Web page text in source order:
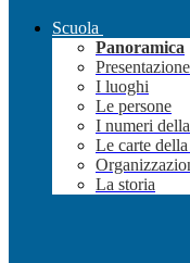
Scuola
Panoramica
Presentazione
I luoghi
Le persone
I numeri
Le carte
La storia